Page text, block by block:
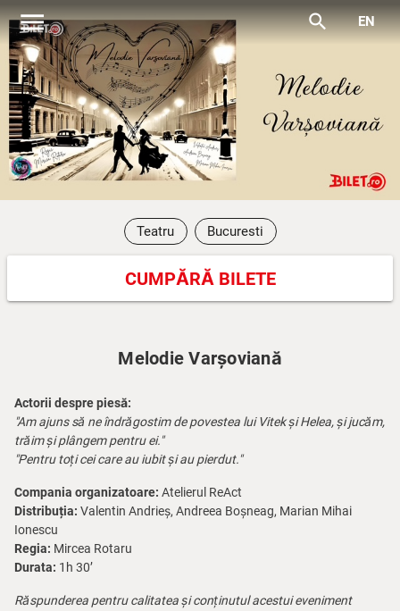
menu search EN
Teatru Bucuresti
CUMPĂRĂ BILETE
Melodie Varșoviană
Actorii despre piesă:
"Am ajuns să ne îndrăgostim de povestea lui Vitek și Helea, și jucăm,
trăim și plângem pentru ei."
"Pentru toți cei care au iubit și au pierdut."
Compania organizatoare: Atelierul ReAct
Distribuția: Valentin Andrieș, Andreea Boșneag, Marian Mihai
Ionescu
Regia: Mircea Rotaru
Durata: 1h 30’
Răspunderea pentru calitatea și conținutul acestui eveniment